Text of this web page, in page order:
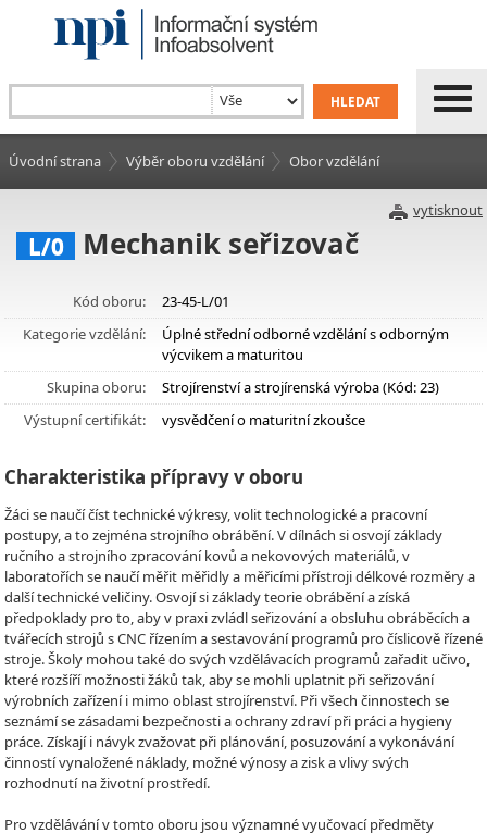
Úvodní strana Výběr oboru vzdělání Obor vzdělání
vytisknout
L/0 Mechanik seřizovač
Kód oboru:
23-45-L/01
Kategorie vzdělání:
Úplné střední odborné vzdělání s odborným
výcvikem a maturitou
Skupina oboru:
Strojírenství a strojírenská výroba (Kód: 23)
Výstupní certifikát:
vysvědčení o maturitní zkoušce
Charakteristika přípravy v oboru
Žáci se naučí číst technické výkresy, volit technologické a pracovní
postupy, a to zejména strojního obrábění. V dílnách si osvojí základy
ručního a strojního zpracování kovů a nekovových materiálů, v
laboratořích se naučí měřit měřidly a měřicími přístroji délkové rozměry a
další technické veličiny. Osvojí si základy teorie obrábění a získá
předpoklady pro to, aby v praxi zvládl seřizování a obsluhu obráběcích a
tvářecích strojů s CNC řízením a sestavování programů pro číslicově řízené
stroje. Školy mohou také do svých vzdělávacích programů zařadit učivo,
které rozšíří možnosti žáků tak, aby se mohli uplatnit při seřizování
výrobních zařízení i mimo oblast strojírenství. Při všech činnostech se
seznámí se zásadami bezpečnosti a ochrany zdraví při práci a hygieny
práce. Získají i návyk zvažovat při plánování, posuzování a vykonávání
činností vynaložené náklady, možné výnosy a zisk a vlivy svých
rozhodnutí na životní prostředí.
Pro vzdělávání v tomto oboru jsou významné vyučovací předměty